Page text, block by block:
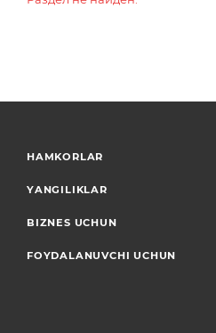
HAMKORLAR
YANGILIKLAR
BIZNES UCHUN
FOYDALANUVCHI UCHUN